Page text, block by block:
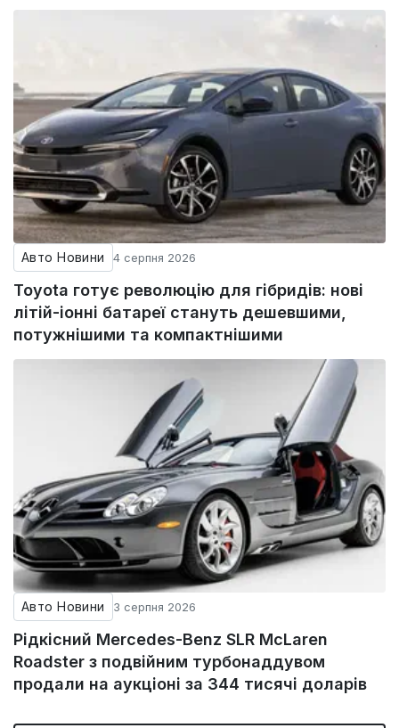
Авто Новини 4 серпня 2026
Toyota готує революцію для гібридів: нові
літій-іонні батареї стануть дешевшими,
потужнішими та компактнішими
Авто Новини 3 серпня 2026
Рідкісний Mercedes-Benz SLR McLaren
Roadster з подвійним турбонаддувом
продали на аукціоні за 344 тисячі доларів